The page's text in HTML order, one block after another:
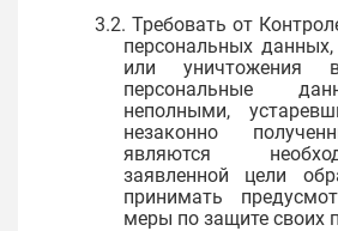
3.2. Требовать от
персональных
или уничтожения
персональные
неполными,
незаконно
являются
заявленной цели
принимать
меры по защите своих